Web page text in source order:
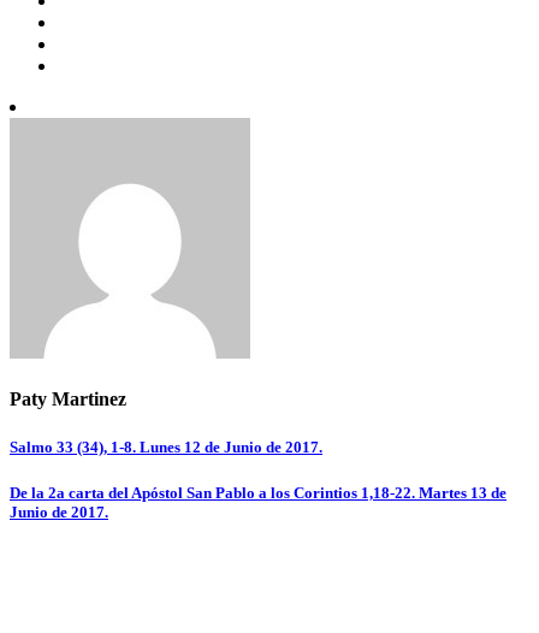
Paty Martinez
Navegación
de
entradas
Salmo 33 (34), 1-8. Lunes 12 de Junio de 2017.
De la 2a carta del Apóstol San Pablo a los Corintios 1,18-22. Martes 13 de
Junio de 2017.